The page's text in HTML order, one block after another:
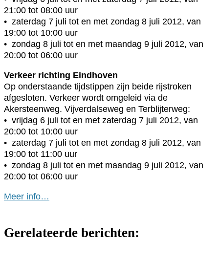
21:00 tot 08:00 uur
• zaterdag 7 juli tot en met zondag 8 juli 2012, van
19:00 tot 10:00 uur
• zondag 8 juli tot en met maandag 9 juli 2012, van
20:00 tot 06:00 uur
Verkeer richting Eindhoven
Op onderstaande tijdstippen zijn beide rijstroken
afgesloten. Verkeer wordt omgeleid via de
Akersteenweg. Vijverdalseweg en Terblijterweg:
• vrijdag 6 juli tot en met zaterdag 7 juli 2012, van
20:00 tot 10:00 uur
• zaterdag 7 juli tot en met zondag 8 juli 2012, van
19:00 tot 11:00 uur
• zondag 8 juli tot en met maandag 9 juli 2012, van
20:00 tot 06:00 uur
Meer info…
Gerelateerde berichten: